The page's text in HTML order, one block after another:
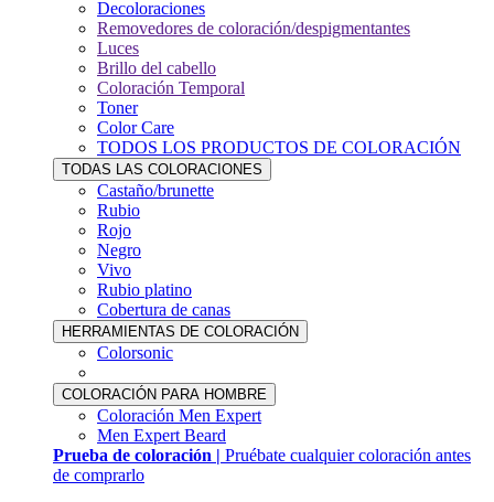
Decoloraciones
Removedores de coloración/despigmentantes
Luces
Brillo del cabello
Coloración Temporal
Toner
Color Care
TODOS LOS PRODUCTOS DE COLORACIÓN
TODAS LAS COLORACIONES
Castaño/brunette
Rubio
Rojo
Negro
Vivo
Rubio platino
Cobertura de canas
HERRAMIENTAS DE COLORACIÓN
Colorsonic
COLORACIÓN PARA HOMBRE
Coloración Men Expert
Men Expert Beard
Prueba de coloración | Pruébate cualquier coloración antes
de comprarlo